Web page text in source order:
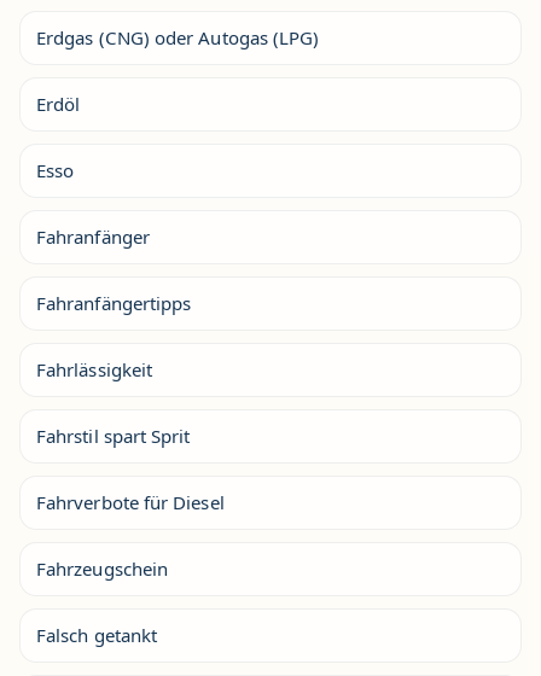
Erdgas (CNG) oder Autogas (LPG)
Erdöl
Esso
Fahranfänger
Fahranfängertipps
Fahrlässigkeit
Fahrstil spart Sprit
Fahrverbote für Diesel
Fahrzeugschein
Falsch getankt